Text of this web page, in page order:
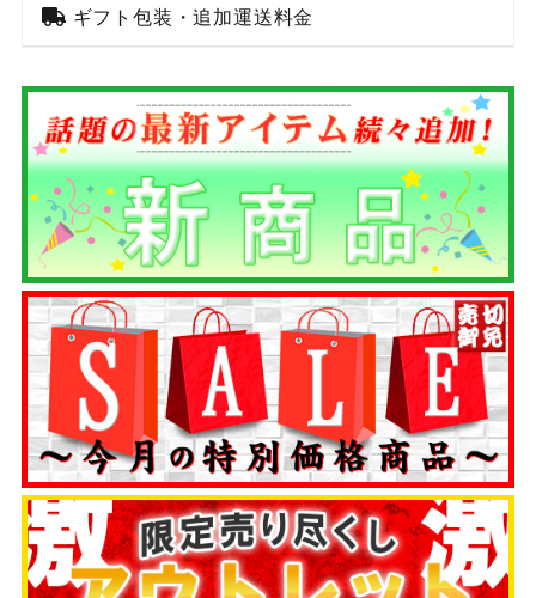
ギフト包装・追加運送料金